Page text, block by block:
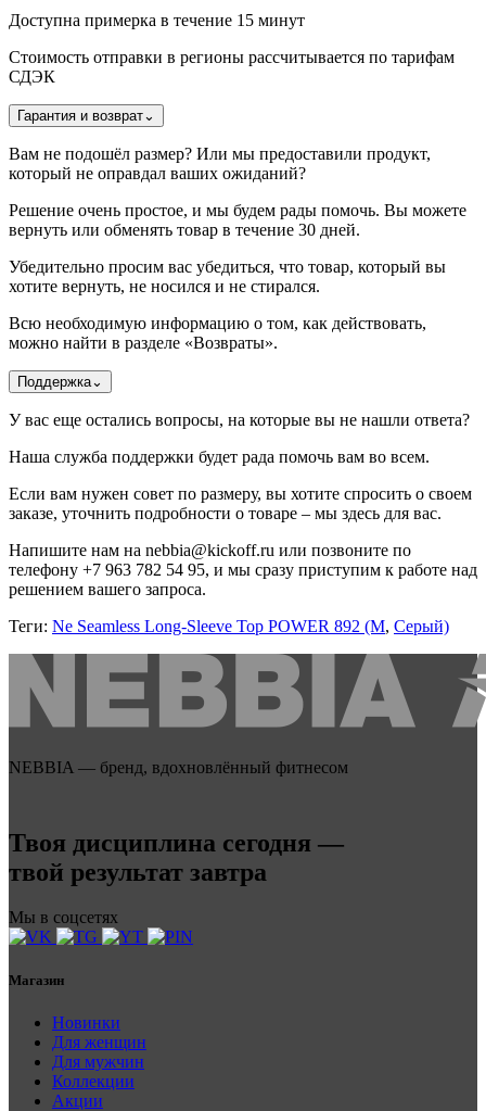
Доступна примерка в течение 15 минут
Стоимость отправки в регионы рассчитывается по тарифам
СДЭК
Гарантия и возврат⌄
Вам не подошёл размер? Или мы предоставили продукт,
который не оправдал ваших ожиданий?
Решение очень простое, и мы будем рады помочь. Вы можете
вернуть или обменять товар в течение 30 дней.
Убедительно просим вас убедиться, что товар, который вы
хотите вернуть, не носился и не стирался.
Всю необходимую информацию о том, как действовать,
можно найти в разделе «Возвраты».
Поддержка⌄
У вас еще остались вопросы, на которые вы не нашли ответа?
Наша служба поддержки будет рада помочь вам во всем.
Если вам нужен совет по размеру, вы хотите спросить о своем
заказе, уточнить подробности о товаре – мы здесь для вас.
Напишите нам на nebbia@kickoff.ru или позвоните по
телефону +7 963 782 54 95, и мы сразу приступим к работе над
решением вашего запроса.
Теги: Ne Seamless Long-Sleeve Top POWER 892 (M, Серый)
NEBBIA — бренд, вдохновлённый фитнесом
Твоя дисциплина сегодня —
твой результат завтра
Мы в соцсетях
Магазин
Новинки
Для женщин
Для мужчин
Коллекции
Акции